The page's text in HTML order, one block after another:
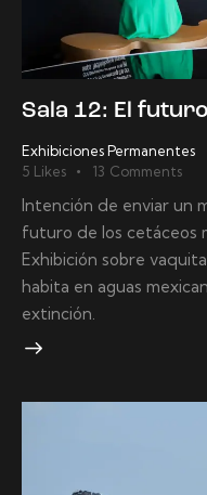
Sala 12: El
Exhibiciones Permanentes
5 Likes 13 Comments
Intención de enviar un
futuro de los cetáceos
Exhibición sobre
habita en aguas
extinción.